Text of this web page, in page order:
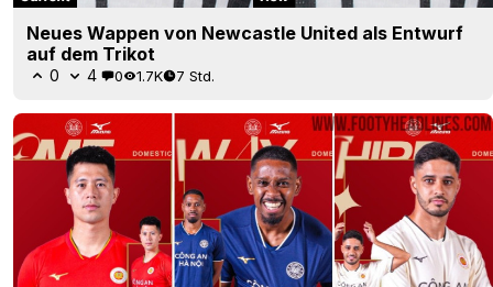
Neues Wappen von Newcastle United als Entwurf
auf dem Trikot
0 4 0 1.7K 7 Std.